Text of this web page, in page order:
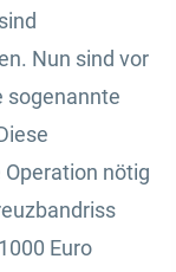
Nun sind vor
sogenannte
nötig
Euro